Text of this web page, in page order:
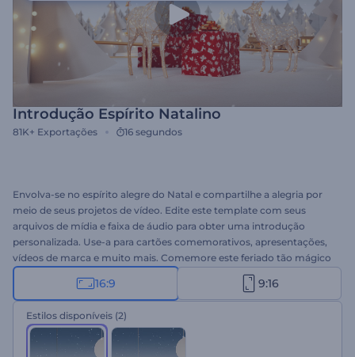
Introdução Espírito Natalino
81K+ Exportações 16 segundos
Envolva-se no espírito alegre do Natal e compartilhe a alegria por
meio de seus projetos de vídeo. Edite este template com seus
arquivos de mídia e faixa de áudio para obter uma introdução
personalizada. Use-a para cartões comemorativos, apresentações,
vídeos de marca e muito mais. Comemore este feriado tão mágico
com este template hoje!
16:9 9:16
Estilos disponíveis (2)